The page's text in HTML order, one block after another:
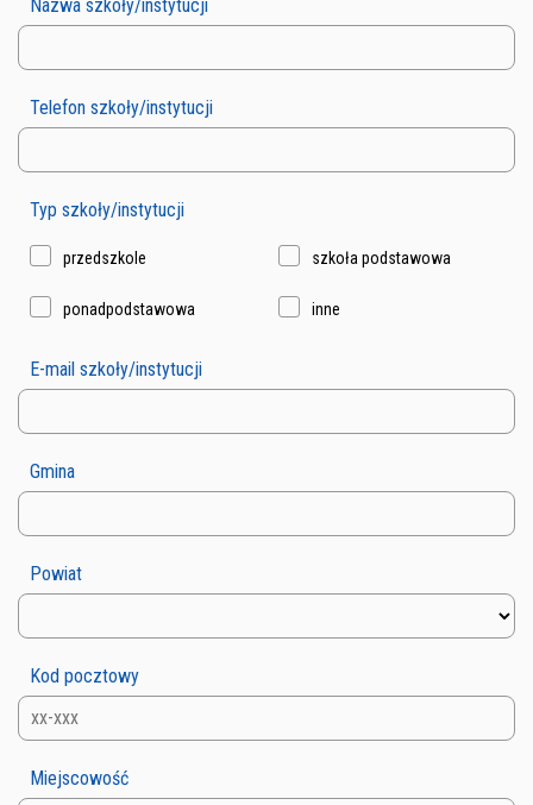
Nazwa szkoły/instytucji
Telefon szkoły/instytucji
Typ szkoły/instytucji
przedszkole szkoła podstawowa
ponadpodstawowa inne
E-mail szkoły/instytucji
Gmina
Powiat
Kod pocztowy
Miejscowość